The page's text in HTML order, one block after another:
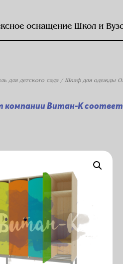
оснащение Школ и
для детского сада/ Шкаф для одежды
компании Витан-К